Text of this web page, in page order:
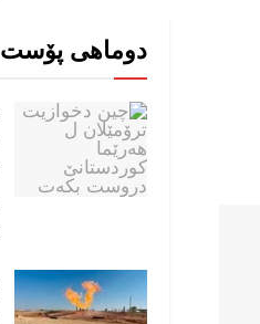
دوماهی پۆست